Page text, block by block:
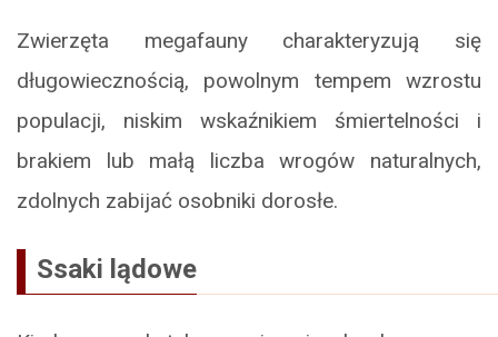
Zwierzęta megafauny charakteryzują się
długowiecznością, powolnym tempem wzrostu
populacji, niskim wskaźnikiem śmiertelności i
brakiem lub małą liczba wrogów naturalnych,
zdolnych zabijać osobniki dorosłe.
Ssaki lądowe